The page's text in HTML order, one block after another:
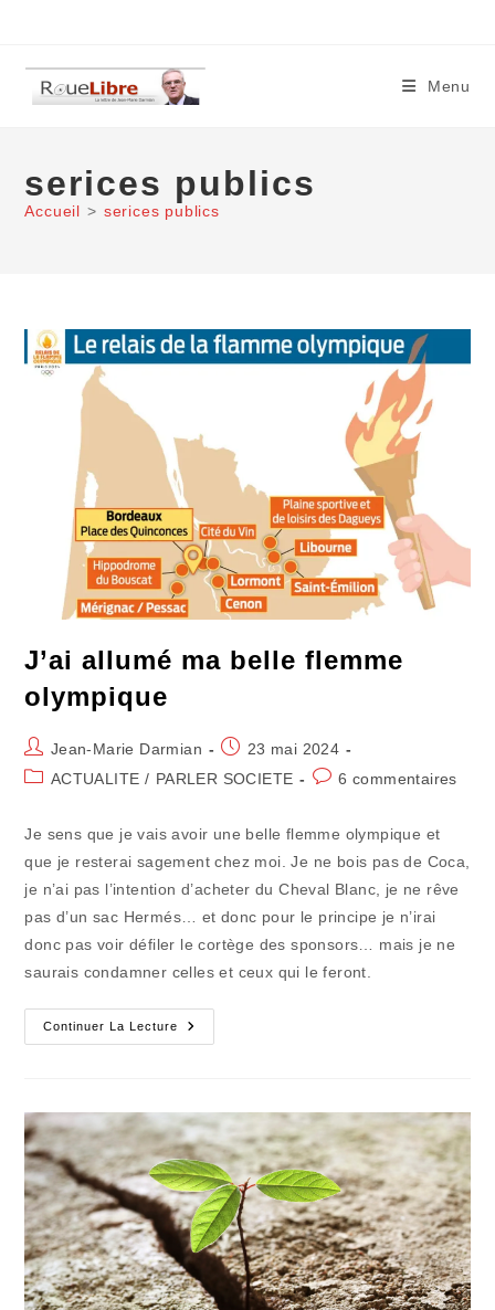
content
Menu
serices publics
Accueil > serices publics
J’ai allumé ma belle flemme
olympique
Auteur/autrice
de
Jean-Marie Darmian
Publication
publiée :
23 mai 2024
PostACTUALITE / PARLER SOCIETE
Commentaires
publication :
6 commentaires
Je sens que je vais avoir une belle flemme olympique et
que je resterai sagement chez moi. Je ne bois pas de Coca,
je n’ai pas l’intention d’acheter du Cheval Blanc, je ne rêve
pas d’un sac Hermés… et donc pour le principe je n’irai
donc pas voir défiler le cortège des sponsors… mais je ne
saurais condamner celles et ceux qui le feront.
Continuer La Lecture
J’ai
Allumé